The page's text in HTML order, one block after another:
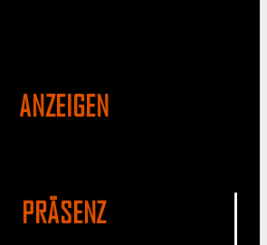
ANZEIGEN
PRÄSENZ